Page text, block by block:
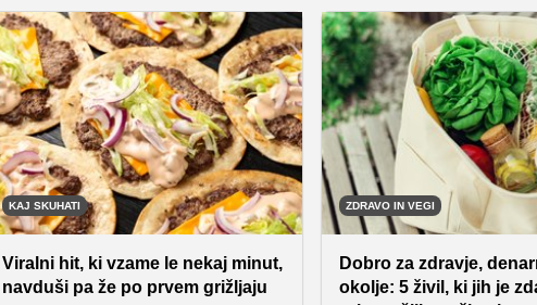
sestavin, vsebujejo veliko beljakovin
in vlaknin, hkrati pa imajo nizko
energijsko vrednost, zato so odlična
izbira za lahkoten zaključek dneva.
čebulo do sodobnejših
jogurtom, gorčico ali
zelenjavo – na kup smo
odličnih idej, ki bodo
zbrane za mizo.
KAJ SKUHATI
Viralni hit, ki vzame le nekaj minut,
navduši pa že po prvem grižljaju
ZDRAVO IN VEGI
Dobro za zdravje,
okolje: 5 živil, ki jih je